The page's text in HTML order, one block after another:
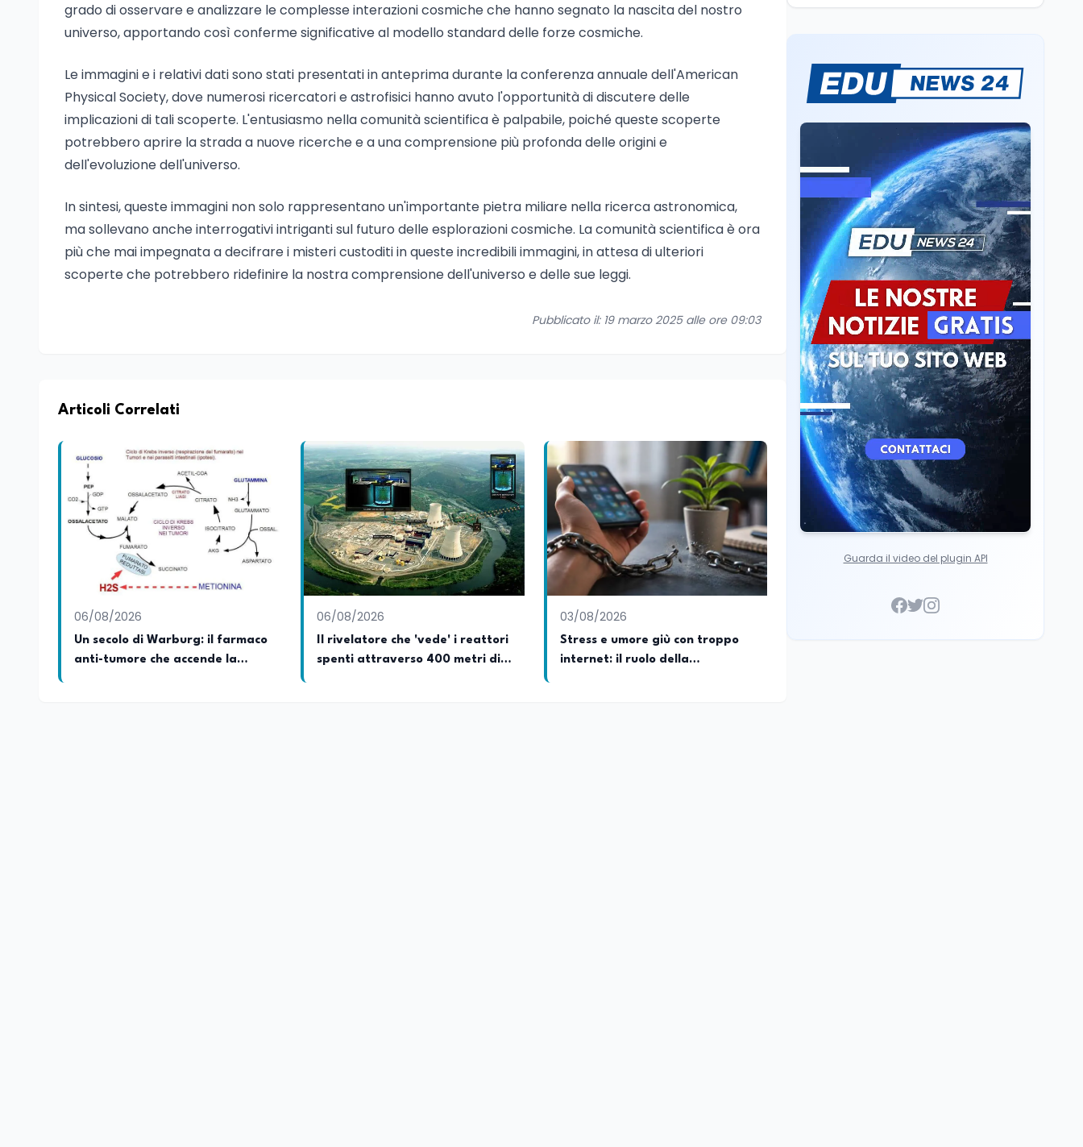
grado di osservare e analizzare le complesse interazioni cosmiche che hanno segnato la nascita del nostro
universo, apportando così conferme significative al modello standard delle forze cosmiche.
Le immagini e i relativi dati sono stati presentati in anteprima durante la conferenza annuale dell'American
Physical Society, dove numerosi ricercatori e astrofisici hanno avuto l'opportunità di discutere delle
implicazioni di tali scoperte. L'entusiasmo nella comunità scientifica è palpabile, poiché queste scoperte
potrebbero aprire la strada a nuove ricerche e a una comprensione più profonda delle origini e
dell'evoluzione dell'universo.
In sintesi, queste immagini non solo rappresentano un'importante pietra miliare nella ricerca astronomica,
ma sollevano anche interrogativi intriganti sul futuro delle esplorazioni cosmiche. La comunità scientifica è ora
più che mai impegnata a decifrare i misteri custoditi in queste incredibili immagini, in attesa di ulteriori
scoperte che potrebbero ridefinire la nostra comprensione dell'universo e delle sue leggi.
Pubblicato il: 19 marzo 2025 alle ore 09:03
Articoli Correlati
06/08/2026
Un secolo di Warburg: il farmaco
anti-tumore che accende la
06/08/2026
Il rivelatore che 'vede' i reattori
spenti attraverso 400 metri di
03/08/2026
Stress e umore giù con troppo
internet: il ruolo della
Ricerca6 ago
Il rivelatore che 'vede' i
reattori spenti
attraverso 400 metri di
roccia
Scuola6 ago
Posizioni economiche
ATA: la matematica
degli arretrati fino a
4.150 euro
Cultura6 ago
Spesa culturale in
Lombardia da record,
ma la voragine Nord-
Sud triplica
Cultura6 ago
Francesco Guccini si è
spento a Pàvana: addio
al Maestrone
Guarda il video del plugin API